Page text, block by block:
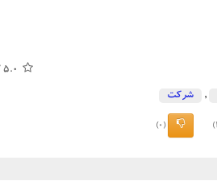
5.0
, شركت
(0)